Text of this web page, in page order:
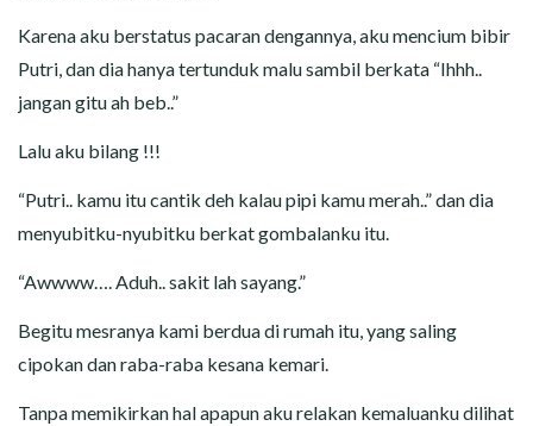
Karena aku berstatus pacaran dengannya, aku mencium bibir
Putri, dan dia hanya tertunduk malu sambil berkata “Ihhh..
jangan gitu ah beb..”
Lalu aku bilang !!!
“Putri.. kamu itu cantik deh kalau pipi kamu merah..” dan dia
menyubitku-nyubitku berkat gombalanku itu.
“Awwww…. Aduh.. sakit lah sayang.”
Begitu mesranya kami berdua di rumah itu, yang saling
cipokan dan raba-raba kesana kemari.
Tanpa memikirkan hal apapun aku relakan kemaluanku dilihat